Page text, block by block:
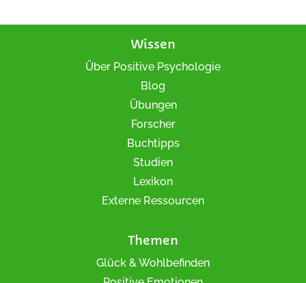
Wissen
Über Positive Psychologie
Blog
Übungen
Forscher
Buchtipps
Studien
Lexikon
Externe Ressourcen
Themen
Glück & Wohlbefinden